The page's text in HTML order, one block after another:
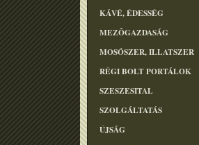
KÁVÉ, ÉDESSÉG
MEZÕGAZDASÁG
MOSÓSZER, ILLATSZER
RÉGI BOLT PORTÁLOK
SZESZESITAL
SZOLGÁLTATÁS
ÚJSÁG